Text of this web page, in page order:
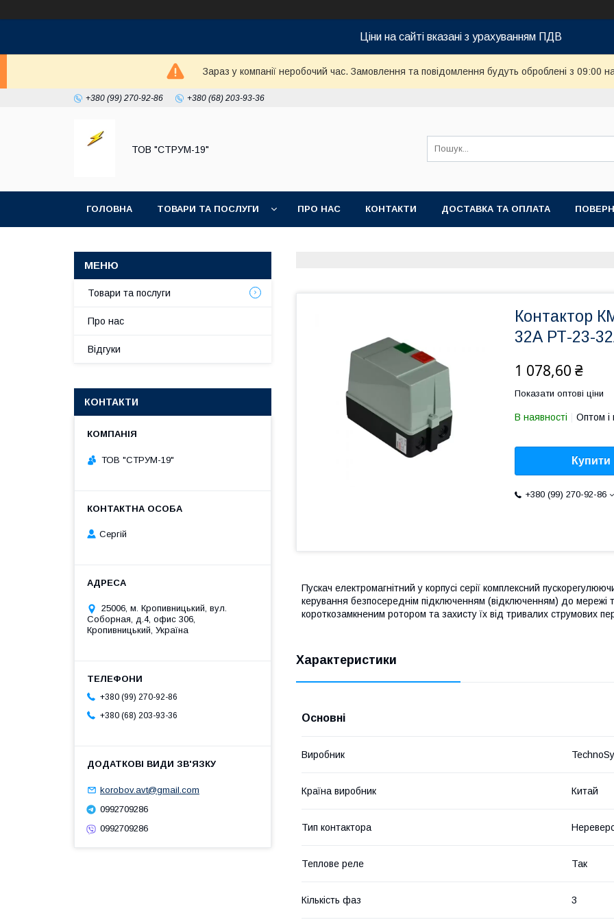
Ціни на сайті вказані з урахуванням ПДВ
Зараз у компанії неробочий час. Замовлення та повідомлення будуть оброблені з 09:00
+380 (99) 270-92-86 +380 (68) 203-93-36
ТОВ "СТРУМ-19"
ГОЛОВНА ТОВАРИ ТА ПОСЛУГИ ПРО НАС КОНТАКТИ ДОСТАВКА ТА ОПЛАТА
Контактор
32А РТ-23-
1 078,60 ₴
Показати оптові ціни
В наявності Оптом і
Купити
+380 (99) 270-92-86
Пускач електромагнітний у корпусі серії комплексний
керування безпосереднім підключенням (відключенням) до мережі
короткозамкненим ротором та захисту їх від тривалих струмових
Характеристики
Основні
Виробник
Країна виробник Китай
Тип контактора
Теплове реле Так
Кількість фаз 3
Товари та послуги
Про нас
Відгуки
КОНТАКТИ
ТОВ "СТРУМ-19"
Сергій
25006, м. Кропивницький, вул.
Соборная, д.4, офис 306,
Кропивницький, Україна
+380 (99) 270-92-86
+380 (68) 203-93-36
korobov.avt@gmail.com
0992709286
0992709286